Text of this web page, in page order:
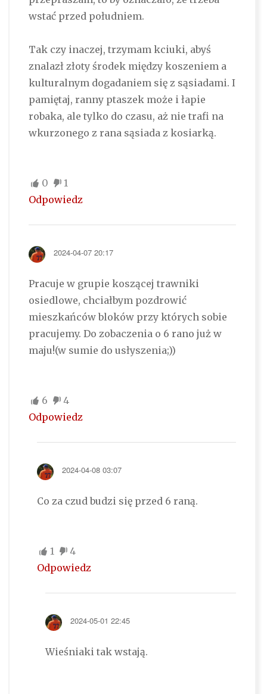
wstać przed południem.
Tak czy inaczej, trzymam kciuki, abyś
znalazł złoty środek między koszeniem a
kulturalnym dogadaniem się z sąsiadami. I
pamiętaj, ranny ptaszek może i łapie
robaka, ale tylko do czasu, aż nie trafi na
wkurzonego z rana sąsiada z kosiarką.
0
1
Odpowiedz
2024-04-07 20:17
Pracuje w grupie koszącej trawniki
osiedlowe, chciałbym pozdrowić
mieszkańców bloków przy których sobie
pracujemy. Do zobaczenia o 6 rano już w
maju!(w sumie do usłyszenia;))
6
4
Odpowiedz
2024-04-08 03:07
Co za czud budzi się przed 6 raną.
1
4
Odpowiedz
2024-05-01 22:45
Wieśniaki tak wstają.